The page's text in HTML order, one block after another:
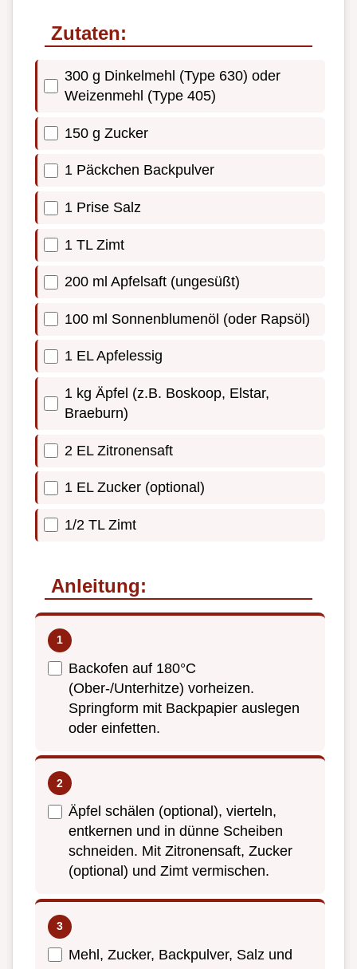
Zutaten:
300 g Dinkelmehl (Type 630) oder
Weizenmehl (Type 405)
150 g Zucker
1 Päckchen Backpulver
1 Prise Salz
1 TL Zimt
200 ml Apfelsaft (ungesüßt)
100 ml Sonnenblumenöl (oder Rapsöl)
1 EL Apfelessig
1 kg Äpfel (z.B. Boskoop, Elstar,
Braeburn)
2 EL Zitronensaft
1 EL Zucker (optional)
1/2 TL Zimt
Anleitung:
Backofen auf 180°C
(Ober-/Unterhitze) vorheizen.
Springform mit Backpapier auslegen
oder einfetten.
Äpfel schälen (optional), vierteln,
entkernen und in dünne Scheiben
schneiden. Mit Zitronensaft, Zucker
(optional) und Zimt vermischen.
Mehl, Zucker, Backpulver, Salz und